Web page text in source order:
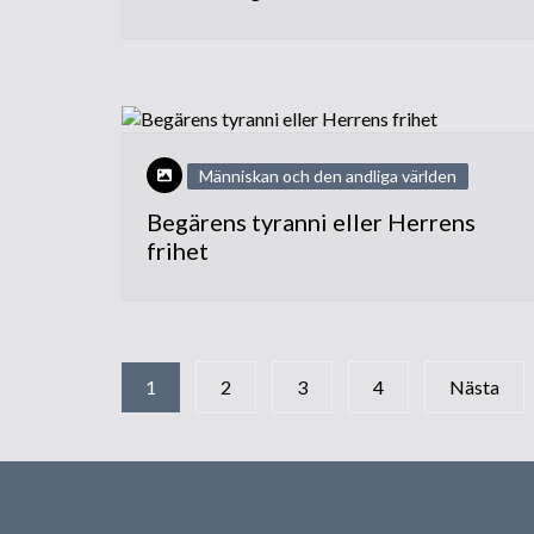
Människan och den andliga världen
Begärens tyranni eller Herrens
frihet
Sidnumrering
för
1 2 3 4 Nästa